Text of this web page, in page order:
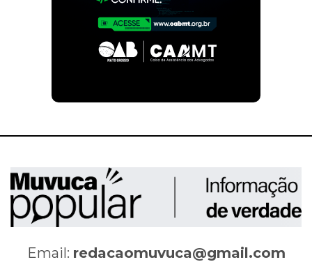
Email: redacaomuvuca@gmail.com